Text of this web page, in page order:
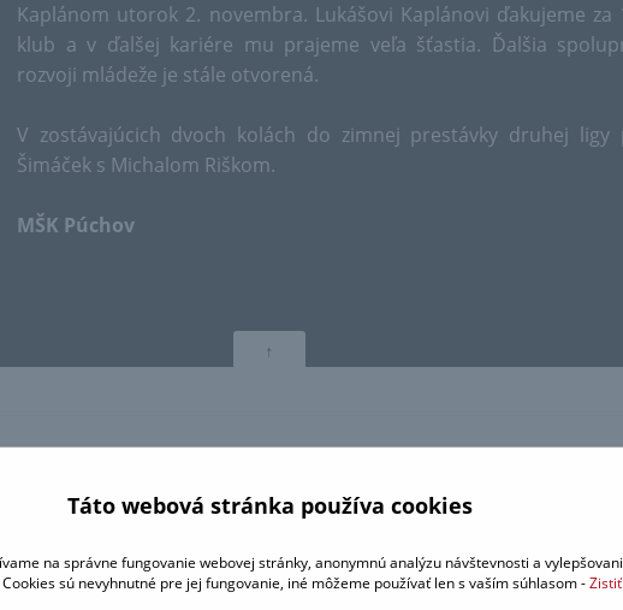
Kaplánom utorok 2. novembra. Lukášovi Kaplánovi ďakujeme
klub a v ďalšej kariére mu prajeme veľa šťastia. Ďalšia
rozvoji mládeže je stále otvorená.
V zostávajúcich dvoch kolách do zimnej prestávky druhej ligy
Šimáček s Michalom Riškom.
MŠK Púchov
↑
Táto webová stránka používa cookies
na správne fungovanie webovej stránky, anonymnú analýzu návštevnosti a
sú nevyhnutné pre jej fungovanie, iné môžeme používať len s vaším súhlasom -